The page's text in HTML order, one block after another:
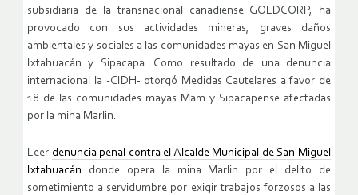
subsidiaria de la transnacional canadiense GOLDCORP, ha
provocado con sus actividades mineras, graves daños
ambientales y sociales a las comunidades mayas en San Miguel
Ixtahuacán y Sipacapa. Como resultado de una denuncia
internacional la -CIDH- otorgó Medidas Cautelares a favor de
18 de las comunidades mayas Mam y Sipacapense afectadas
por la mina Marlin.
Leer denuncia penal contra el Alcalde Municipal de San Miguel
Ixtahuacán donde opera la mina Marlin por el delito de
sometimiento a servidumbre por exigir trabajos forzosos a las